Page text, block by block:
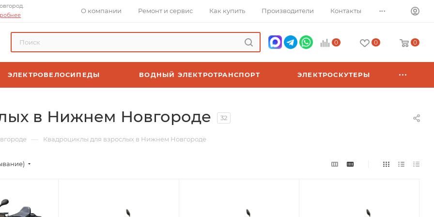
О компании Ремонт и сервис Как купить Производители Контакты ...
0 0 0
ЭЛЕКТРОВЕЛОСИПЕДЫ ВОДНЫЙ ЭЛЕКТРОТРАНСПОРТ ЭЛЕКТРОСКУТЕРЫ
в Нижнем Новгороде 32
— Квадроциклы для взрослых в Нижнем Новгороде